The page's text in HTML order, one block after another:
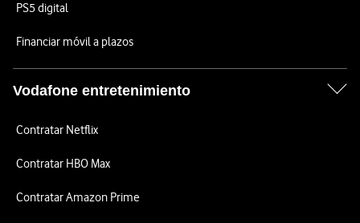
PS5 digital
Financiar móvil a plazos
Vodafone entretenimiento
Contratar Netflix
Contratar HBO Max
Contratar Amazon Prime